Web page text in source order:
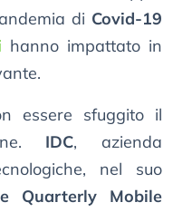
di Covid-19
hanno impattato in
essere sfuggito il
IDC, azienda
nel suo
Quarterly Mobile